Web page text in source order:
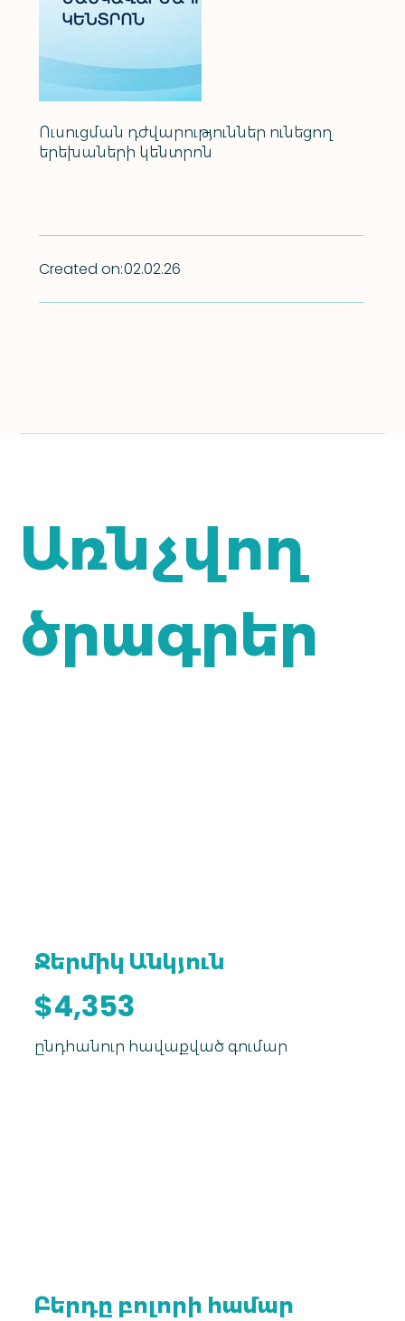
Ուսուցման դժվարություններ ունեցող
երեխաների կենտրոն
02.02.26
Created on:
Առնչվող
ծրագրեր
ընդհանուր հավաքված գումար
Ջերմիկ Անկյուն
$4,353
Բերդը բոլորի համար